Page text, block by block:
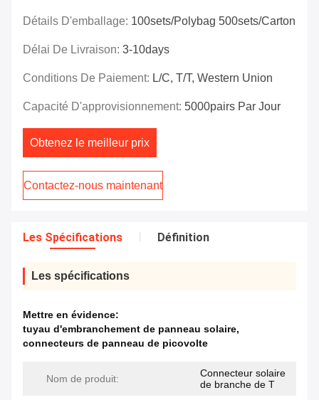
Détails D'emballage: 100sets/polybag 500sets/carton
Délai De Livraison: 3-10days
Conditions De Paiement: L/C, T/T, Western Union
Capacité D'approvisionnement: 5000pairs Par Jour
Obtenez le meilleur prix
Contactez-nous maintenant
Les Spécifications Définition
Les spécifications
Mettre en évidence:
tuyau d'embranchement de panneau solaire,
connecteurs de panneau de picovolte
Nom de produit:
Connecteur solaire
de branche de T